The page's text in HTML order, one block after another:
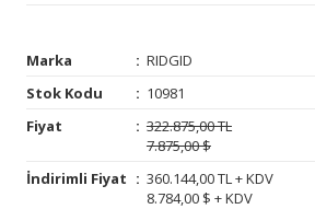
Marka : RIDGID
Stok Kodu
: 10981
Fiyat
: 322.875,00 TL
7.875,00 $
İndirimli Fiyat : 360.144,00 TL + KDV
8.784,00 $ + KDV